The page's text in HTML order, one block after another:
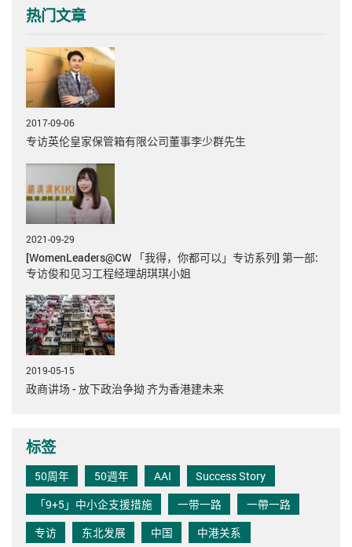
热门文章
2017-09-06
专访英伦皇家保管箱有限公司董事李少群先生
2021-09-29
[WomenLeaders@CW 「我得，你都可以」专访系列] 第一部:
专访俊和见习工程经理胡琪琪小姐
2019-05-15
政商讲场 - 放下政治争拗 齐为香港建未来
标签
50周年 50週年 AAI
Success Story
「9+5」中小企支援措施
一带一路
一帶一路
专访
东北发展 中国
中港关系